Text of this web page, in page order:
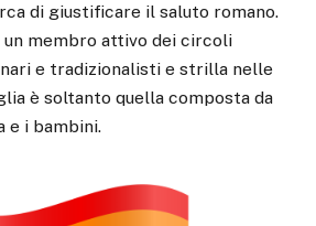
di giustificare il saluto romano.
un membro attivo dei circoli
e tradizionalisti e strilla nelle
è soltanto quella composta da
e i bambini.